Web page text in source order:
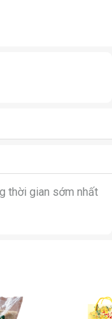
thời gian sớm nhất